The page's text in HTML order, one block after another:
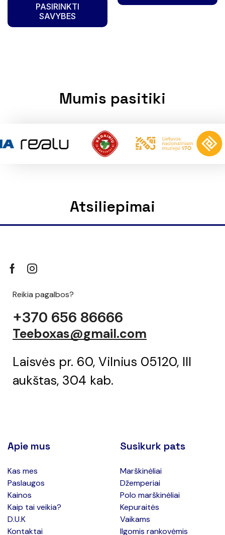
PASIRINKTI
SAVYBES
Mumis pasitiki
Atsiliepimai
Reikia pagalbos?
+370 656 86666
Teeboxas@gmail.com
Laisvės pr. 60, Vilnius 05120, III
aukštas, 304 kab.
Apie mus
Kas mes
Paslaugos
Kainos
Kaip tai veikia?
D.U.K
Kontaktai
Susikurk pats
Marškinėliai
Džemperiai
Polo marškinėliai
Kepuraitės
Vaikams
Ilgomis rankovėmis